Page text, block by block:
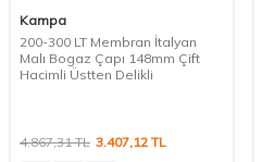
Kampa
200-300 LT Membran İtalyan
Malı Bogaz Çapı 148mm Çift
Hacimli Üstten Delikli
4.867,31TL 3.407,12 TL